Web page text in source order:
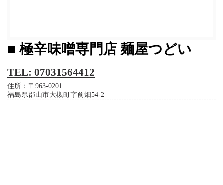
■ 極辛味噌専門店 麺屋つどい
TEL: 07031564412
住所：〒963-0201
福島県郡山市大槻町字前畑54-2